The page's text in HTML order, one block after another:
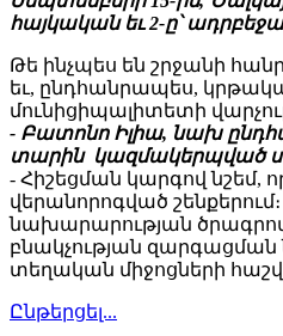
հայկական եւ 2-ը՝
Թե ինչպես են շրջանի
եւ, ընդհանրապես,
մունիցիպալիտետի
- Բատոնո Իլիա, նախ
տարին կազմակերպված
- Հիշեցման կարգով նշեմ,
վերանորոգված
նախարարության
բնակչության զարգացման
տեղական միջոցների
Ընթերցել...